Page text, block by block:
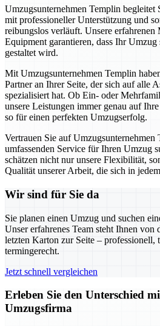
Umzugsunternehmen Templin begleitet
mit professioneller Unterstützung und
reibungslos verläuft. Unsere erfahrenen
Equipment garantieren, dass Ihr Umzug
gestaltet wird.
Mit Umzugsunternehmen Templin
Partner an Ihrer Seite, der sich auf alle
spezialisiert hat. Ob Ein- oder
unsere Leistungen immer genau auf
so für einen perfekten Umzugserfolg.
Vertrauen Sie auf Umzugsunternehmen
umfassenden Service für Ihren Umzug
schätzen nicht nur unsere Flexibilität,
Qualität unserer Arbeit, die sich in
Wir sind für Sie da
Sie planen einen Umzug und suchen
Unser erfahrenes Team steht Ihnen von
letzten Karton zur Seite – professionell,
termingerecht.
Jetzt schnell vergleichen
Erleben Sie den Unterschied
Umzugsfirma